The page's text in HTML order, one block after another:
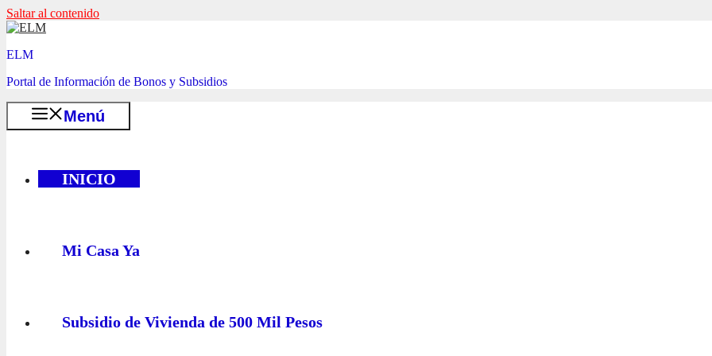
Saltar al contenido
ELM
Portal de Información de Bonos y Subsidios
Menú
INICIO
Mi Casa Ya
Subsidio de Vivienda de 500 Mil Pesos